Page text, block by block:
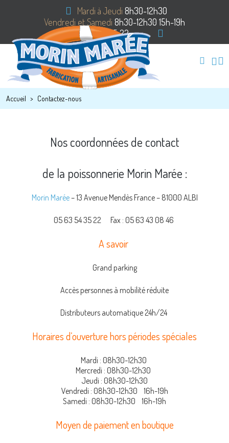
Mardi à Jeudi 8h30-12h30
Vendredi et Samedi 8h30-12h30 15h-19h
05 63 54 35 22
Accueil Contactez-nous
Nos coordonnées de contact
de la poissonnerie Morin Marée :
Morin Marée– 13 Avenue Mendès France – 81000 ALBI
05 63 54 35 22 Fax : 05 63 43 08 46
A savoir
Grand parking
Accès personnes à mobilité réduite
Distributeurs automatique 24h/24
Horaires d’ouverture hors périodes spéciales
Mardi : 08h30-12h30
Mercredi : 08h30-12h30
Jeudi : 08h30-12h30
Vendredi : 08h30-12h30 16h-19h
Samedi : 08h30-12h30 16h-19h
Moyen de paiement en boutique